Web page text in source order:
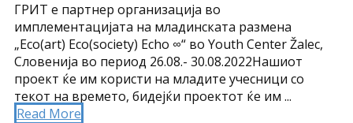
ГРИТ е партнер организација во
имплементацијата на младинската размена
„Eco(art) Eco(society) Echo ∞“ во Youth Center Žalec,
Словенија во период 26.08.- 30.08.2022Нашиот
проект ќе им користи на младите учесници со
текот на времето, бидејќи проектот ќе им ...
Read More